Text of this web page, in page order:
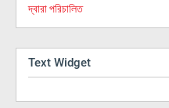
দ্বারা পরিচালিত
Text Widget